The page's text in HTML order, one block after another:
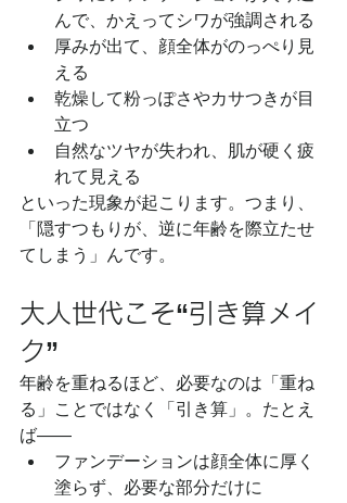
んで、かえってシワが強調される
厚みが出て、顔全体がのっぺり見
える
乾燥して粉っぽさやカサつきが目
立つ
自然なツヤが失われ、肌が硬く疲
れて見える
といった現象が起こります。つまり、
「隠すつもりが、逆に年齢を際立たせ
てしまう」んです。
大人世代こそ“引き算メイ
ク”
年齢を重ねるほど、必要なのは「重ね
る」ことではなく「引き算」。たとえ
ば――
ファンデーションは顔全体に厚く
塗らず、必要な部分だけに